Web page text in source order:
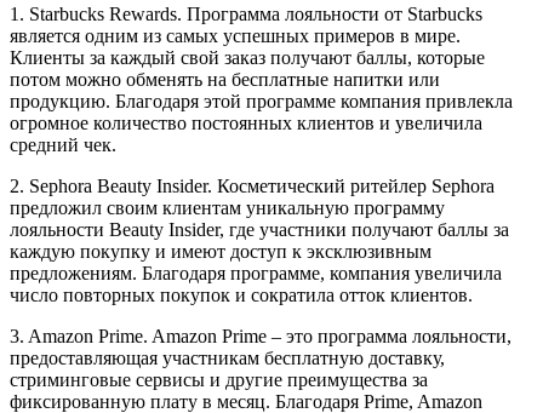
1. Starbucks Rewards. Программа лояльности от Starbucks
является одним из самых успешных примеров в мире.
Клиенты за каждый свой заказ получают баллы, которые
потом можно обменять на бесплатные напитки или
продукцию. Благодаря этой программе компания привлекла
огромное количество постоянных клиентов и увеличила
средний чек.
2. Sephora Beauty Insider. Косметический ритейлер Sephora
предложил своим клиентам уникальную программу
лояльности Beauty Insider, где участники получают баллы за
каждую покупку и имеют доступ к эксклюзивным
предложениям. Благодаря программе, компания увеличила
число повторных покупок и сократила отток клиентов.
3. Amazon Prime. Amazon Prime – это программа лояльности,
предоставляющая участникам бесплатную доставку,
стриминговые сервисы и другие преимущества за
фиксированную плату в месяц. Благодаря Prime, Amazon